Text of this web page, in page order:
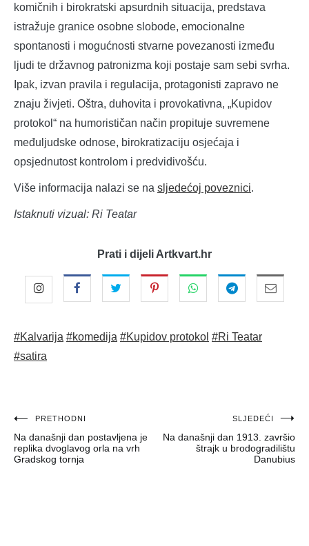
komičnih i birokratski apsurdnih situacija, predstava
istražuje granice osobne slobode, emocionalne
spontanosti i mogućnosti stvarne povezanosti između
ljudi te državnog patronizma koji postaje sam sebi svrha.
Ipak, izvan pravila i regulacija, protagonisti zapravo ne
znaju živjeti. Oštra, duhovita i provokativna, „Kupidov
protokol“ na humorističan način propituje suvremene
međuljudske odnose, birokratizaciju osjećaja i
opsjednutost kontrolom i predvidivošću.
Više informacija nalazi se na sljedećoj poveznici.
Istaknuti vizual: Ri Teatar
Prati i dijeli Artkvart.hr
#Kalvarija #komedija #Kupidov protokol #Ri Teatar
#satira
Navigacija
objava
PRETHODNI
Na današnji dan postavljena je
replika dvoglavog orla na vrh
Gradskog tornja
SLJEDEĆI
Na današnji dan 1913. završio
štrajk u brodogradilištu
Danubius